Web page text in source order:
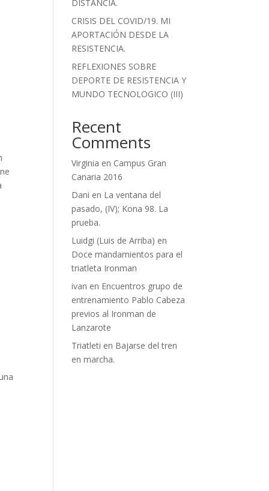
DISTANCIA.
CRISIS DEL COVID/19. MI
APORTACIÓN DESDE LA
RESISTENCIA.
REFLEXIONES SOBRE
DEPORTE DE RESISTENCIA Y
MUNDO TECNOLOGICO (III)
Recent
Comments
Virginia en Campus Gran
Canaria 2016
Dani en La ventana del
pasado, (IV); Kona 98. La
prueba.
Luidgi (Luis de Arriba) en
Doce mandamientos para el
triatleta Ironman
ivan en Encuentros grupo de
entrenamiento Pablo Cabeza
previos al Ironman de
Lanzarote
Triatleti en Bajarse del tren
en marcha.